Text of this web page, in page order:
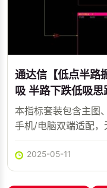
通达信【低点半路
吸 半路下跌低吸
本指标套装包含主图
手机/电脑双端适配，
2025-05-11